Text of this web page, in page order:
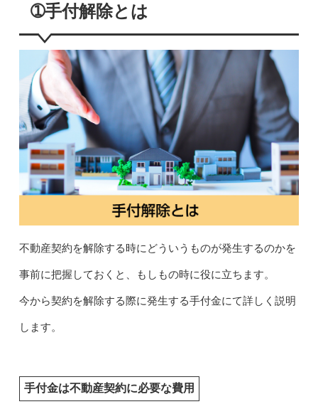
➀手付解除とは
不動産契約を解除する時にどういうものが発生するのかを
事前に把握しておくと、もしもの時に役に立ちます。
今から契約を解除する際に発生する手付金にて詳しく説明
します。
手付金は不動産契約に必要な費用